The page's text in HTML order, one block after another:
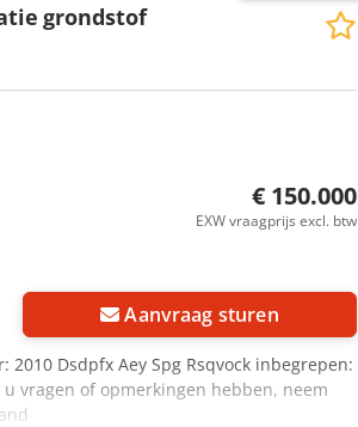
grondstof
€ 150.000
EXW vraagprijs excl. btw
Aanvraag sturen
2010 Dsdpfx Aey Spg Rsqvock inbegrepen:
vragen of opmerkingen hebben, neem